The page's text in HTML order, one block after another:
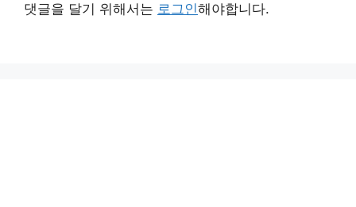
댓글을 달기 위해서는 로그인해야합니다.